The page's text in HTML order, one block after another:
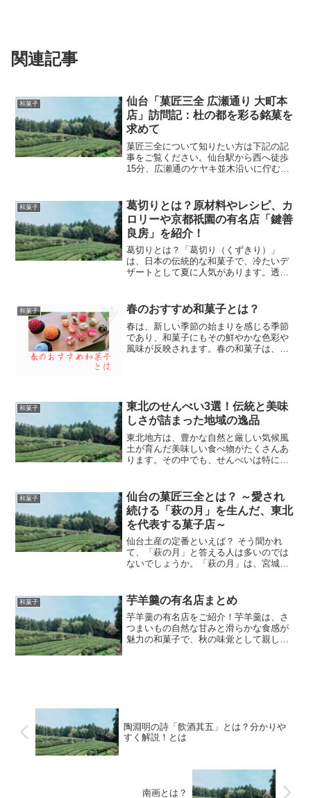
関連記事
和菓子
仙台「菓匠三全 広瀬通り 大町本
店」訪問記：杜の都を彩る銘菓を
求めて
菓匠三全について知りたい方は下記の記
事をご覧ください。仙台駅から西へ徒歩
15分、広瀬通のケヤキ並木沿いに佇む
業70年を超える老舗和菓子店です。今日
は、その洗練された...
和菓子
葛切りとは？原材料やレシピ、カ
ロリーや京都祇園の有名店「鍵善
良房」を紹介！
葛切りとは？「葛切り（くずきり）」
は、日本の伝統的な和菓子で、冷たいデ
ザートとして夏に人気があります。透明
す。その見た目や食感が涼しさを感じさ
せ、暑い季節にはぴったりの...
和菓子 春のおすすめ和菓子とは？
春は、新しい季節の始まりを感じる季節
であり、和菓子にもその鮮やかな色彩や
風味が反映されます。春の和菓子は、花
和菓子
東北のせんべい3選！伝統と美味
しさが詰まった地域の逸品
東北地方は、豊かな自然と厳しい気候風
土が育んだ美味しい食べ物がたくさんあ
ります。その中でも、せんべいは特に東
「東北のせんべい3選！」をご紹介しま
す。地域ごとの伝統や文化...
和菓子
仙台の菓匠三全とは？ ～愛され
続ける「萩の月」を生んだ、東北
を代表する菓子店～
仙台土産の定番といえば？ そう聞かれ
て、「萩の月」と答える人は多いのでは
ないでしょうか。「萩の月」は、宮城県
は、そんな菓匠三全の歴史や魅力、そし
て「萩の月」以外の魅力的...
和菓子 芋羊羹の有名店まとめ
芋羊羹の有名店をご紹介！芋羊羹は、さ
つまいもの自然な甘みと滑らかな食感が
魅力の和菓子で、秋の味覚として親しま
陶淵明の詩「飲酒其五」とは？分かりや
すく解説！とは
南画とは？